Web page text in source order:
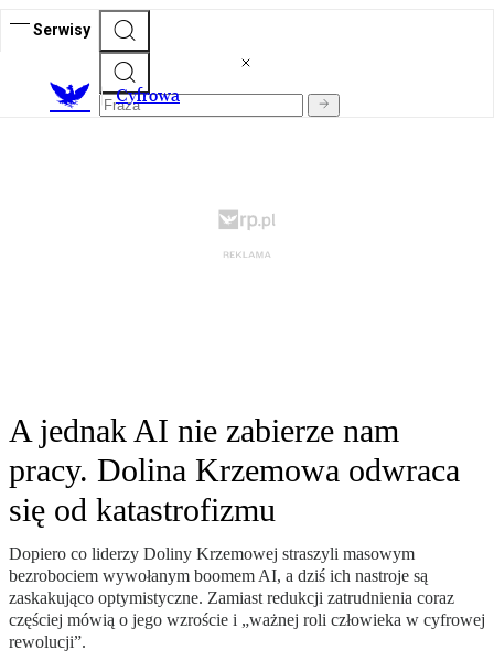
Serwisy
Cyfrowa
A jednak AI nie zabierze nam
pracy. Dolina Krzemowa odwraca
się od katastrofizmu
Dopiero co liderzy Doliny Krzemowej straszyli masowym
bezrobociem wywołanym boomem AI, a dziś ich nastroje są
zaskakująco optymistyczne. Zamiast redukcji zatrudnienia coraz
częściej mówią o jego wzroście i „ważnej roli człowieka w cyfrowej
rewolucji”.